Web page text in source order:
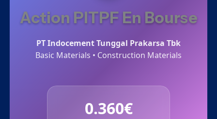
Action PITPF En Bourse
PT Indocement Tunggal Prakarsa Tbk
Basic Materials • Construction Materials
0.360€